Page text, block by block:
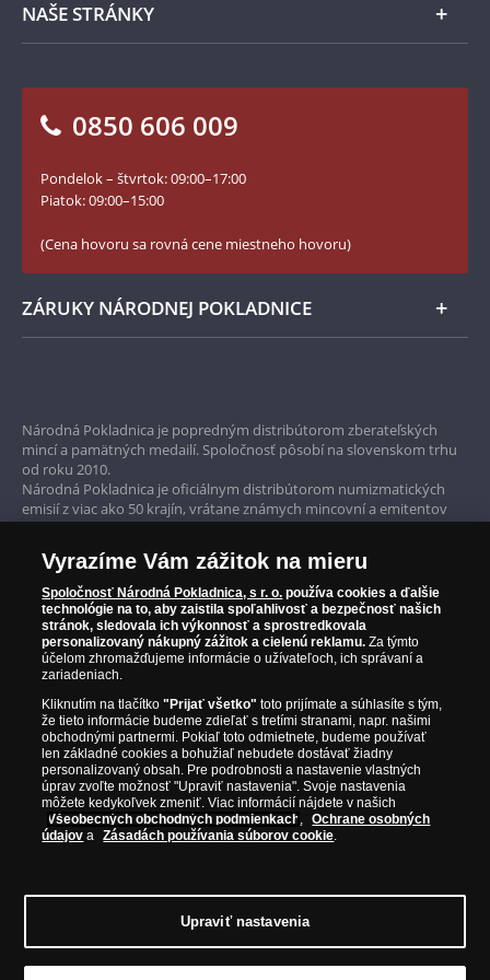
100. výročie vzniku Česko-Slovenska
Numizmatické novinky
NAŠE STRÁNKY
Blog Pokladnica mincí
Facebook Národnej Pokladnice
YouTube Národnej Pokladnice
0850 606 009
Pondelok – štvrtok: 09:00–17:00
Piatok: 09:00–15:00
(Cena hovoru sa rovná cene miestneho hovoru)
ZÁRUKY NÁRODNEJ POKLADNICE
Garancia najvyššej kvality
Iba originálne produkty
Národná Pokladnica je popredným distribútorom zberateľských
mincí a pamätných medailí. Spoločnosť pôsobí na slovenskom trhu
od roku 2010.
Národná Pokladnica je oficiálnym distribútorom numizmatických
emisií z viac ako 50 krajín, vrátane známych mincovní a emitentov
Parížska mincovňa, Nórska mincovňa, Fínska mincovňa alebo
Austrálska mincovňa Perth. Spoločnosť svojim zákazníkom a
zberateľom garantuje, že všetky produkty sú v originálnej a v
prvotriednej kvalite, čo je doložené aj priloženým Certifikátom
autentickosti.
© Copyright 2026 - Národná Pokladnica, s. r. o.; Námestie Mateja Korvína 1,
www.narodnapokladnica.sk; IČO: 45 480 206, DIČ: SK2023004302
Upraviť nastavenie súborov cookie môžetekliknutím na tento
odkaz.
Vyrazíme Vám zážitok na mieru
Spoločnosť Národná Pokladnica, s r. o. používa cookies a ďalšie
technológie na to, aby zaistila spoľahlivosť a bezpečnosť našich
stránok, sledovala ich výkonnosť a sprostredkovala
personalizovaný nákupný zážitok a cielenú reklamu. Za týmto
účelom zhromažďujeme informácie o užívateľoch, ich správaní a
zariadeniach.
Kliknutím na tlačítko"Prijať všetko" toto prijímate a súhlasíte s tým,
že tieto informácie budeme zdieľať s tretími stranami, napr. našimi
obchodnými partnermi. Pokiaľ toto odmietnete, budeme používať
len základné cookies a bohužiaľ nebudete dostávať žiadny
personalizovaný obsah. Pre podrobnosti a nastavenie vlastných
úprav zvoľte možnosť "Upraviť nastavenia". Svoje nastavenia
môžete kedykoľvek zmeniť. Viac informácií nájdete v našich
Všeobecných obchodných podmienkach ,
Ochrane osobných
údajov a Zásadách používania súborov cookie.
Upraviť nastavenia